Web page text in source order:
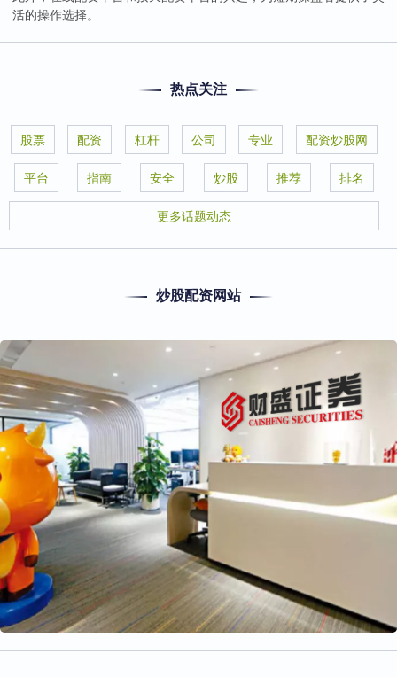
活的操作选择。
热点关注
股票 配资 杠杆 公司 专业 配资炒股网
平台 指南 安全 炒股 推荐 排名
更多话题动态
炒股配资网站